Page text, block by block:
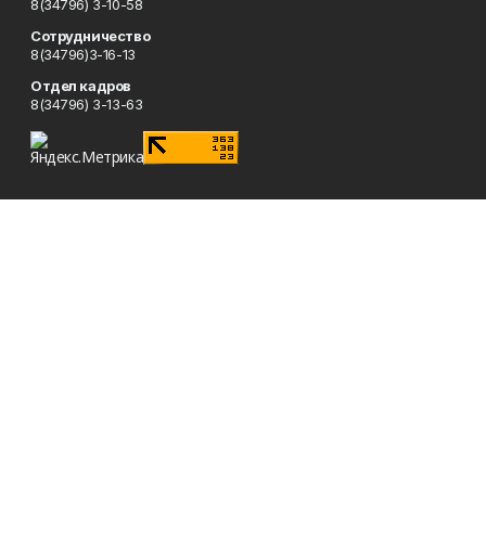
8(34796) 3-10-58
Сотрудничество
8(34796)3-16-13
Отдел кадров
8(34796) 3-13-63